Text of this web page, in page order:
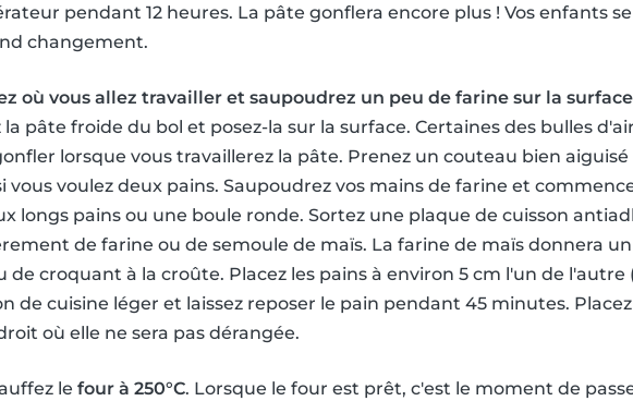
pendant 12 heures. La pâte gonflera encore plus ! Vos enfants
changement.
où vous allez travailler et saupoudrez un peu de farine sur la
la pâte froide du bol et posez-la sur la surface. Certaines des bulles
lorsque vous travaillerez la pâte. Prenez un couteau bien
vous voulez deux pains. Saupoudrez vos mains de farine et
longs pains ou une boule ronde. Sortez une plaque de cuisson
de farine ou de semoule de maïs. La farine de maïs donnera
de croquant à la croûte. Placez les pains à environ 5 cm l'un de l'autre
de cuisine léger et laissez reposer le pain pendant 45 minutes.
où elle ne sera pas dérangée.
le four à 250°C. Lorsque le four est prêt, c'est le moment de